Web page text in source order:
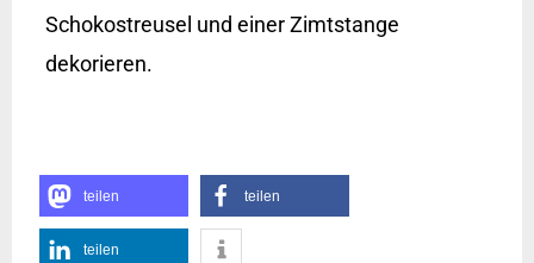
Schokostreusel und einer Zimtstange
dekorieren.
teilen teilen
teilen